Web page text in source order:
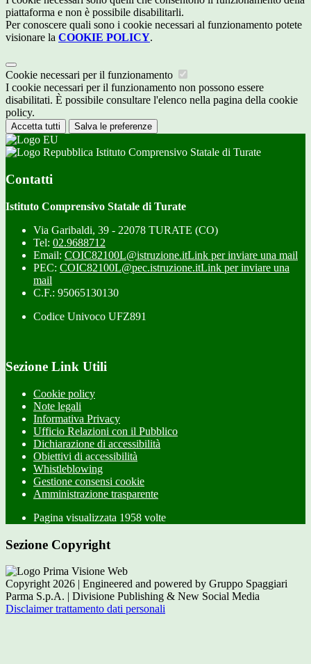
piattaforma e non è possibile disabilitarli.
Per conoscere quali sono i cookie necessari al funzionamento potete
visionare la COOKIE POLICY.
Cookie necessari per il funzionamento
I cookie necessari per il funzionamento non possono essere
disabilitati. È possibile consultare l'elenco nella pagina della cookie
policy.
Accetta tutti Salva le preferenze
Istituto Comprensivo Statale di Turate
Contatti
Istituto Comprensivo Statale di Turate
Via Garibaldi, 39 - 22078 TURATE (CO)
Tel: 02.9688712
Email: COIC82100L@istruzione.itLink per inviare una mail
PEC: COIC82100L@pec.istruzione.itLink per inviare una
mail
C.F.: 95065130130
Codice Univoco UFZ891
Sezione Link Utili
Cookie policy
Note legali
Informativa Privacy
Ufficio Relazioni con il Pubblico
Dichiarazione di accessibilità
Obiettivi di accessibilità
Whistleblowing
Gestione consensi cookie
Amministrazione trasparente
Pagina visualizzata 1958 volte
Sezione Copyright
Copyright 2026 | Engineered and powered by Gruppo Spaggiari
Parma S.p.A. | Divisione Publishing & New Social Media
Disclaimer trattamento dati personali